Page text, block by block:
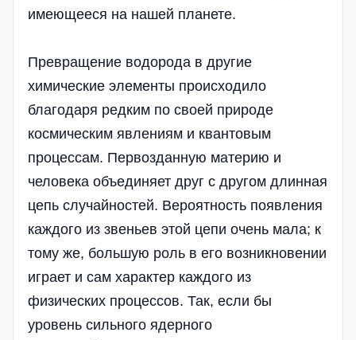
имеющееся на нашей планете.
Превращение водорода в другие
химические элементы происходило
благодаря редким по своей природе
космическим явлениям и квантовым
процессам. Первозданную материю и
человека объединяет друг с другом длинная
цепь случайностей. Вероятность появления
каждого из звеньев этой цепи очень мала; к
тому же, большую роль в его возникновении
играет и сам характер каждого из
физических процессов. Так, если бы
уровень сильного ядерного